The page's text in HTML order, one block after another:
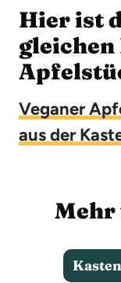
Hier ist
Veganer
aus der
Mehr